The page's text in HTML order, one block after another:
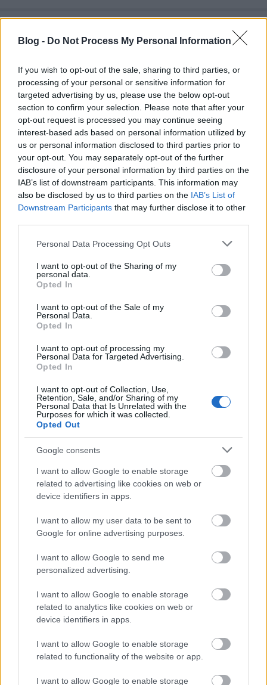
Blog - Do Not Process My Personal Information
If you wish to opt-out of the sale, sharing to third parties, or
processing of your personal or sensitive information for
targeted advertising by us, please use the below opt-out
section to confirm your selection. Please note that after your
opt-out request is processed you may continue seeing
interest-based ads based on personal information utilized by
us or personal information disclosed to third parties prior to
your opt-out. You may separately opt-out of the further
disclosure of your personal information by third parties on the
IAB’s list of downstream participants. This information may
also be disclosed by us to third parties on the IAB’s List of
Downstream Participants that may further disclose it to other
Please note that this website/app uses one or more Google
not limited to your visit or usage behaviour. You may click to
grant or deny consent to Google and its third-party tags to
use your data for below specified purposes in below Google
consent section.
Personal Data Processing Opt Outs
I want to opt-out of the Sharing of my
personal data.
Opted In
I want to opt-out of the Sale of my
Personal Data.
Opted In
I want to opt-out of processing my
Personal Data for Targeted Advertising.
Opted In
I want to opt-out of Collection, Use,
Retention, Sale, and/or Sharing of my
Personal Data that Is Unrelated with the
Purposes for which it was collected.
Opted Out
Google consents
I want to allow Google to enable storage
related to advertising like cookies on web or
device identifiers in apps.
I want to allow my user data to be sent to
Google for online advertising purposes.
I want to allow Google to send me
personalized advertising.
I want to allow Google to enable storage
related to analytics like cookies on web or
device identifiers in apps.
I want to allow Google to enable storage
related to functionality of the website or app.
I want to allow Google to enable storage
Szabadulóművész filmelőzetes már a
mozikban, DVD premier január végén
a Krétakör Bázison!
GMáté•2010. január 18.
Az igényesebb mozik már vetítik A szabadulóművész
apológiája című kiadvány előzetesét. A tavaly tavaszi
krétakörös eseménysorozat teljes körű
feldolgozását, valamint Németh Gábornak a
Filmszemle versenyprogramjába is beválogatott
dokumentumfilmjét is tartalmazó…
Bázisélet; A szabadulóművész
analógiája - Dargay Marcell
koncertsorozata a Bázison, harmadik
alkalom (képek és hangfelvétel)
Gulyás Marci•2010. január 01.
A koncertről készült felvételünket itt tudjátok
meghallgatni.
Bázisélet; A szabadulóművész
koncertsorozata a Bázison, második
alkalom november 24. (kedd) 19:00
(+képek)
Gulyás Marci•2009. november 22.
A koncert hanganyagát itt tudjátok meghallgatni.
Folytatódik Dargay Marcell és zenésztársai
koncertsorozata. Ha lemaradtál volna az első
alkalomról, ide kattintva meghallgathatod
felvételről. A koncert jegyára 500 forint, amit a
helyszínen lehet megvásárolni. A koncert helyszíne…
analógiája - Dargay Marcell
koncertsorozata, első alkalom
október 20. 19.00 (+ fotók)
Gulyás Marci•2009. október 14.